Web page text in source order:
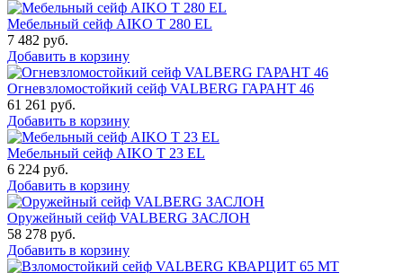
Мебельный сейф AIKO T 280 EL
7 482 руб.
Добавить в корзину
Огневзломостойкий сейф VALBERG ГАРАНТ 46
61 261 руб.
Добавить в корзину
Мебельный сейф AIKO Т 23 EL
6 224 руб.
Добавить в корзину
Оружейный сейф VALBERG ЗАСЛОН
58 278 руб.
Добавить в корзину